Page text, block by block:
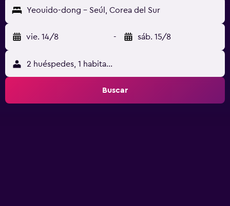
Yeouido-dong - Seúl, Corea del Sur
vie. 14/8 - sáb. 15/8
2 huéspedes, 1 habitación
Buscar